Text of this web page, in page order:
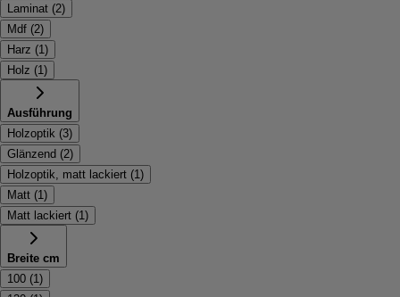
Laminat (2)
Mdf (2)
Harz (1 )
Holz (1 )
Ausführung
Holzoptik (3)
Glänzend (2)
Holzoptik, matt lackiert (1 )
Matt (1 )
Matt lackiert (1 )
Breite cm
100 (1 )